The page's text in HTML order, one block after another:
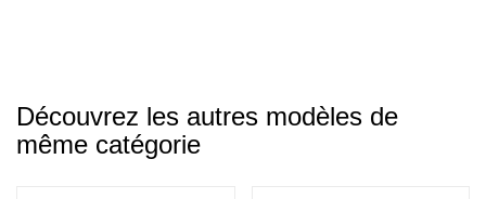
Découvrez les autres modèles de
même catégorie